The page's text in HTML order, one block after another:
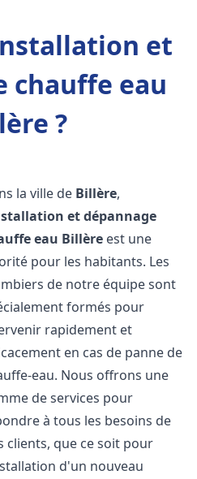
et
chauffe eau
?
la ville de Billère,
et dépannage
eau Billère est une
pour les habitants. Les
de notre équipe sont
formés pour
rapidement et
en cas de panne de
eau. Nous offrons une
de services pour
à tous les besoins de
clients, que ce soit pour
d'un nouveau